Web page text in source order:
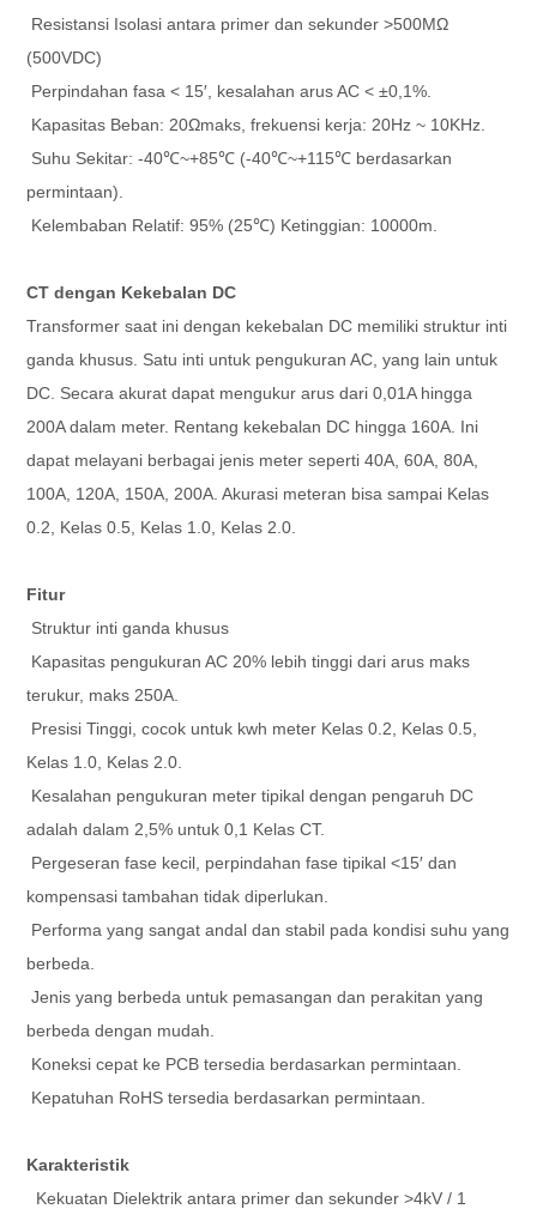
Resistansi Isolasi antara primer dan sekunder >500MΩ
(500VDC)
Perpindahan fasa < 15′, kesalahan arus AC < ±0,1%.
Kapasitas Beban: 20Ωmaks, frekuensi kerja: 20Hz ~ 10KHz.
Suhu Sekitar: -40℃~+85℃ (-40℃~+115℃ berdasarkan
permintaan).
Kelembaban Relatif: 95% (25℃) Ketinggian: 10000m.
CT dengan Kekebalan DC
Transformer saat ini dengan kekebalan DC memiliki struktur inti
ganda khusus. Satu inti untuk pengukuran AC, yang lain untuk
DC. Secara akurat dapat mengukur arus dari 0,01A hingga
200A dalam meter. Rentang kekebalan DC hingga 160A. Ini
dapat melayani berbagai jenis meter seperti 40A, 60A, 80A,
100A, 120A, 150A, 200A. Akurasi meteran bisa sampai Kelas
0.2, Kelas 0.5, Kelas 1.0, Kelas 2.0.
Fitur
Struktur inti ganda khusus
Kapasitas pengukuran AC 20% lebih tinggi dari arus maks
terukur, maks 250A.
Presisi Tinggi, cocok untuk kwh meter Kelas 0.2, Kelas 0.5,
Kelas 1.0, Kelas 2.0.
Kesalahan pengukuran meter tipikal dengan pengaruh DC
adalah dalam 2,5% untuk 0,1 Kelas CT.
Pergeseran fase kecil, perpindahan fase tipikal <15′ dan
kompensasi tambahan tidak diperlukan.
Performa yang sangat andal dan stabil pada kondisi suhu yang
berbeda.
Jenis yang berbeda untuk pemasangan dan perakitan yang
berbeda dengan mudah.
Koneksi cepat ke PCB tersedia berdasarkan permintaan.
Kepatuhan RoHS tersedia berdasarkan permintaan.
Karakteristik
Kekuatan Dielektrik antara primer dan sekunder >4kV / 1